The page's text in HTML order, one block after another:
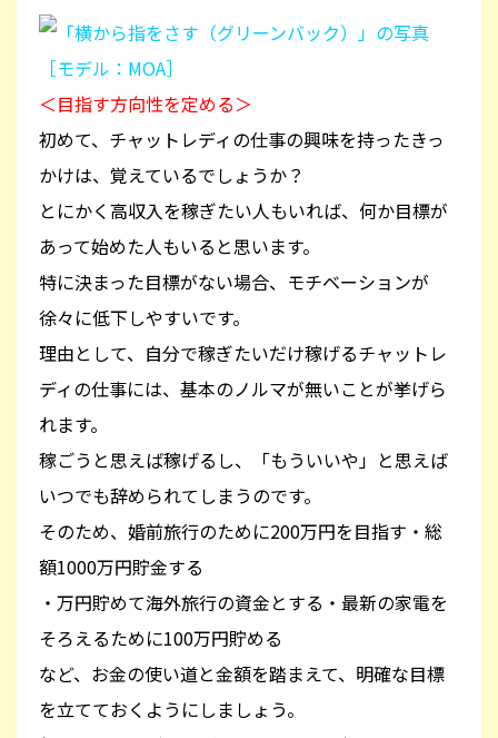
＜目指す方向性を定める＞
初めて、チャットレディの仕事の興味を持ったきっ
かけは、覚えているでしょうか？
とにかく高収入を稼ぎたい人もいれば、何か目標が
あって始めた人もいると思います。
特に決まった目標がない場合、モチベーションが
徐々に低下しやすいです。
理由として、自分で稼ぎたいだけ稼げるチャットレ
ディの仕事には、基本のノルマが無いことが挙げら
れます。
稼ごうと思えば稼げるし、「もういいや」と思えば
いつでも辞められてしまうのです。
そのため、婚前旅行のために200万円を目指す・総
額1000万円貯金する
・万円貯めて海外旅行の資金とする・最新の家電を
そろえるために100万円貯める
など、お金の使い道と金額を踏まえて、明確な目標
を立てておくようにしましょう。